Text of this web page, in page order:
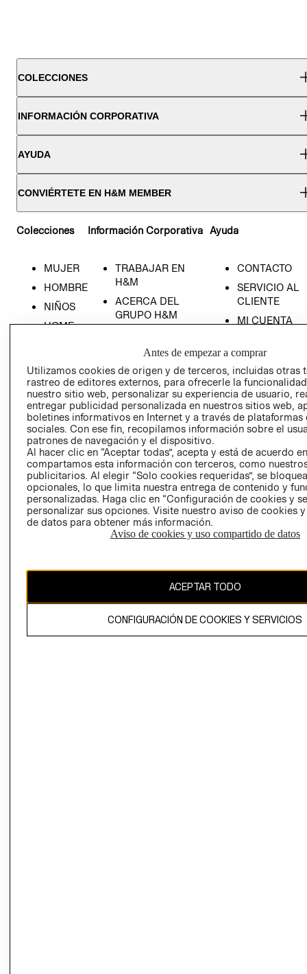
COLECCIONES
INFORMACIÓN CORPORATIVA
AYUDA
CONVIÉRTETE EN H&M MEMBER
Colecciones
MUJER
HOMBRE
NIÑOS
HOME
Información Corporativa
TRABAJAR EN
H&M
ACERCA DEL
GRUPO H&M
SOCIAL
PRENSA
RELACIÓN CON
INVERSIONISTAS
POLÍTICA
EMPRESARIAL
Ayuda
CONTACTO
SERVICIO AL
CLIENTE
MI CUENTA
TIENDAS
- RETIRO EN
TIENDA
TÉRMINOS Y
CONDICIONES
AVISO DE
PRIVACIDAD
GIFT CARD
AVISO DE
COOKIES
CAMBIAR REGIÓN
Antes de empezar a comprar
Utilizamos cookies de origen y de terceros, incluidas otras
rastreo de editores externos, para ofrecerle la
nuestro sitio web, personalizar su experiencia de usuario,
entregar publicidad personalizada en nuestros sitios web,
boletines informativos en Internet y a través de plataformas
sociales. Con ese fin, recopilamos información sobre el
patrones de navegación y el dispositivo.
Al hacer clic en “Aceptar todas”, acepta y está de acuerdo
compartamos esta información con terceros, como
publicitarios. Al elegir “Solo cookies requeridas”, se
opcionales, lo que limita nuestra entrega de contenido y
personalizadas. Haga clic en “Configuración de cookies y
personalizar sus opciones. Visite nuestro aviso de cookies
de datos para obtener más información.
Aviso de cookies y uso compartido de datos
ACEPTAR TODO
CONFIGURACIÓN DE COOKIES Y SERVICIOS